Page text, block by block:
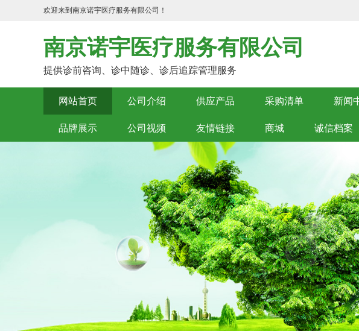
欢迎来到南京诺宇医疗服务有限公司！
南京诺宇医疗服务有限公司
提供诊前咨询、诊中随诊、诊后追踪管理服务
网站首页 公司介绍 供应产品 采购清单 新闻
品牌展示 公司视频 友情链接 商城 诚信档案